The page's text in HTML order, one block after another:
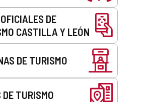
DE
CASTILLA Y LEÓN
DE TURISMO
DE TURISMO